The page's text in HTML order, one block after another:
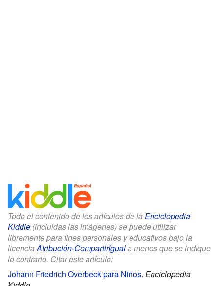
Todo el contenido de los artículos de la Enciclopedia
Kiddle (incluidas las imágenes) se puede utilizar
libremente para fines personales y educativos bajo la
licenciaAtribución-CompartirIguala menos que se indique
lo contrario. Citar este artículo:
Johann Friedrich Overbeck para Niños. Enciclopedia